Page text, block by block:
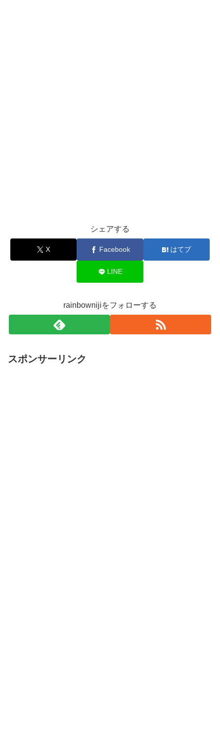
シェアする
X Facebook はてブ
LINE
rainbownijiをフォローする
スポンサーリンク